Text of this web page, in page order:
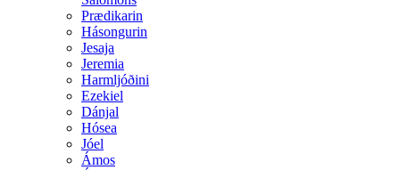
Prædikarin
Hásongurin
Jesaja
Jeremia
Harmljóðini
Ezekiel
Dánjal
Hósea
Jóel
Ámos